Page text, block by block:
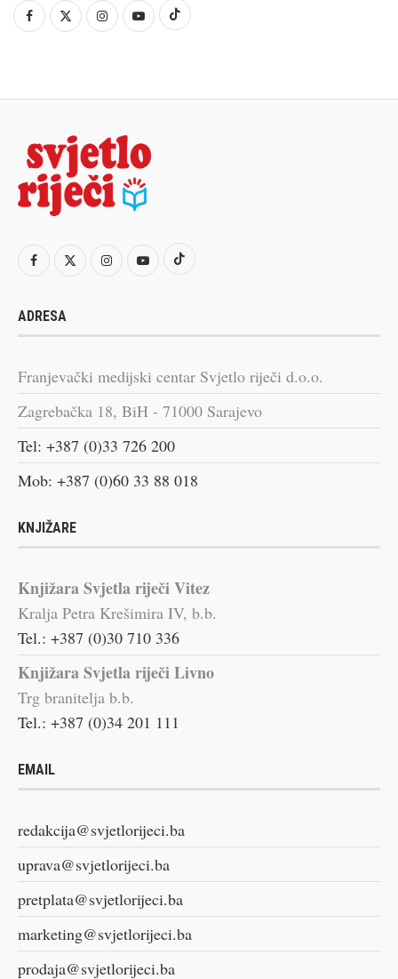
ADRESA
Franjevački medijski centar Svjetlo riječi d.o.o.
Zagrebačka 18, BiH - 71000 Sarajevo
Tel: +387 (0)33 726 200
Mob: +387 (0)60 33 88 018
KNJIŽARE
Knjižara Svjetla riječi Vitez
Kralja Petra Krešimira IV, b.b.
Tel.: +387 (0)30 710 336
Knjižara Svjetla riječi Livno
Trg branitelja b.b.
Tel.: +387 (0)34 201 111
EMAIL
redakcija@svjetlorijeci.ba
uprava@svjetlorijeci.ba
pretplata@svjetlorijeci.ba
marketing@svjetlorijeci.ba
prodaja@svjetlorijeci.ba